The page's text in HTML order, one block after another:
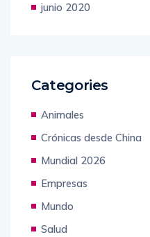
junio 2020
Categories
Animales
Crónicas desde China
Mundial 2026
Empresas
Mundo
Salud